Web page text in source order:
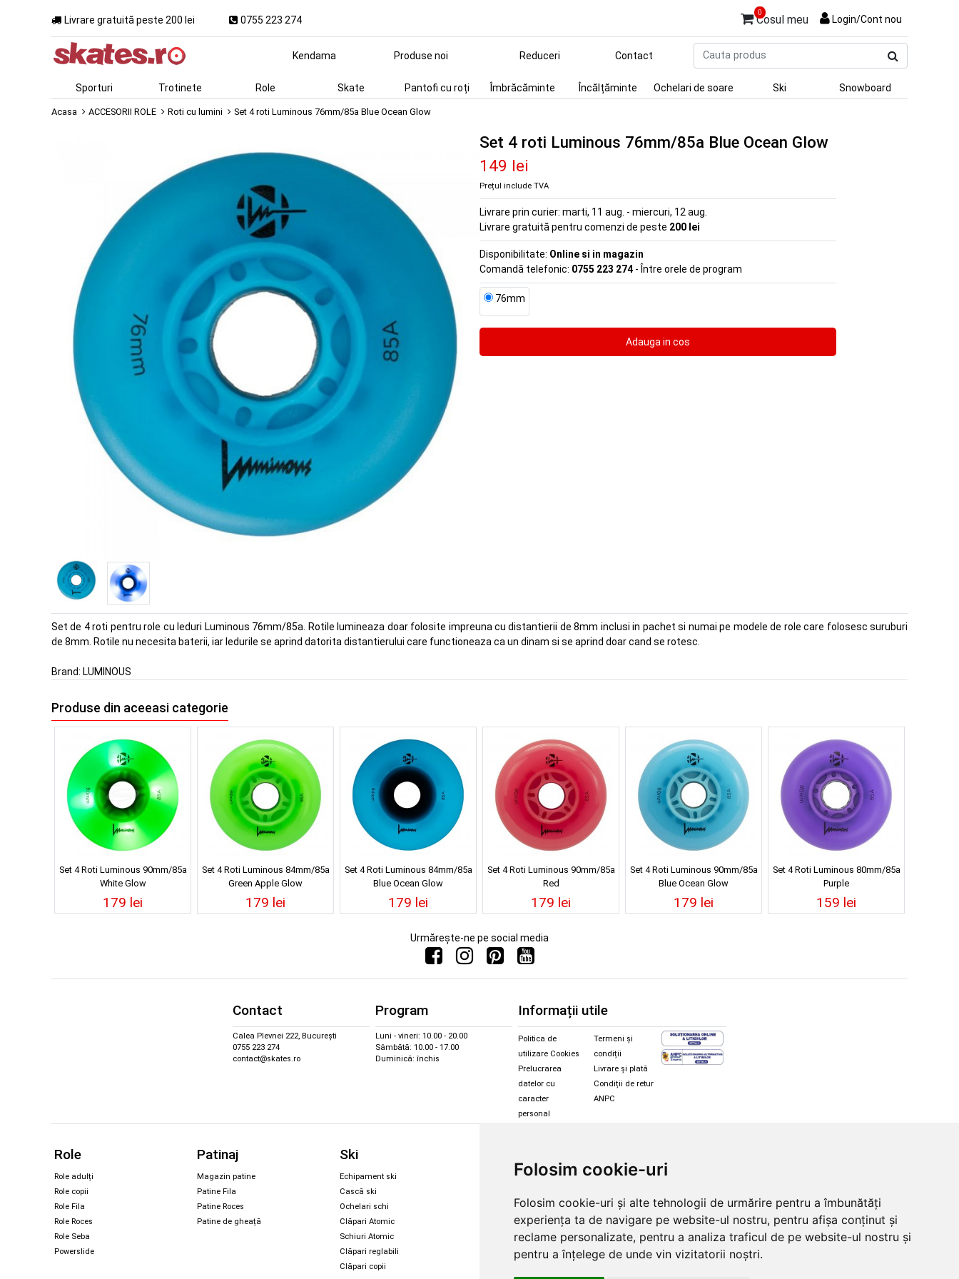
Folosim cookie-uri
Folosim cookie-uri și alte tehnologii de urmărire pentru a îmbunătăți
experiența ta de navigare pe website-ul nostru, pentru afișa conținut și
reclame personalizate, pentru a analiza traficul de pe website-ul nostru și
pentru a înțelege de unde vin vizitatorii noștri.
Livrare gratuită peste 200 lei 0755 223 274
0
Cosul meu Login/Cont nou
produs
Kendama Produse noi Reduceri Contact
Sporturi Trotinete Role Skate Pantofi cu roți Îmbrăcăminte Încălțăminte Ochelari de soare Ski Snowboard
Acasa ACCESORII ROLE Roti cu lumini Set 4 roti Luminous 76mm/85a Blue Ocean Glow
Set 4 roti Luminous 76mm/85a Blue Ocean Glow
149 lei
Prețul include TVA
Livrare prin curier: marti, 11 aug. - miercuri, 12 aug.
Livrare gratuită pentru comenzi de peste 200 lei
Disponibilitate: Online si in magazin
Comandă telefonic: 0755 223 274 - Între orele de program
76mm
Set de 4 roti pentru role cu leduri Luminous 76mm/85a. Rotile lumineaza doar folosite impreuna cu distantierii de 8mm inclusi in pachet si numai pe modele de role care folosesc suruburi
de 8mm. Rotile nu necesita baterii, iar ledurile se aprind datorita distantierului care functioneaza ca un dinam si se aprind doar cand se rotesc.
Brand: LUMINOUS
Produse din aceeasi categorie
Set 4 Roti Luminous 90mm/85a
White Glow
179 lei
Set 4 Roti Luminous 84mm/85a
Green Apple Glow
179 lei
Set 4 Roti Luminous 84mm/85a
Blue Ocean Glow
179 lei
Set 4 Roti Luminous 90mm/85a
Red
179 lei
Set 4 Roti Luminous 90mm/85a
Blue Ocean Glow
179 lei
Set 4 Roti Luminous 80mm/85a
Purple
159 lei
Urmărește-ne pe social media
Contact
Calea Plevnei 222, București
0755 223 274
contact@skates.ro
Program
Luni - vineri: 10.00 - 20.00
Sâmbătă: 10.00 - 17.00
Duminică: închis
Informații utile
Politica de
utilizare Cookies
Prelucrarea
datelor cu
caracter
personal
Termeni și
condiții
Livrare și plată
Condiții de retur
ANPC
Role
Role adulți
Role copii
Role Fila
Role Roces
Role Seba
Powerslide
Patinaj
Magazin patine
Patine Fila
Patine Roces
Patine de gheață
Ski
Echipament ski
Cască ski
Ochelari schi
Clăpari Atomic
Schiuri Atomic
Clăpari reglabili
Clăpari copii
Magazin snowboard
Legături Rome SDS
Skate & longboard
Santa Cruz
Îmbrăcăminte schi și snowboard
Căști și ochelari Alpina
Ochelari Oakley
Ochelari Alpina
Ochelari de soare Oakley
Ochelari de soare Alpina
Intretinere manusi